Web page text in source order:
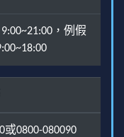
，例假
0800-080090